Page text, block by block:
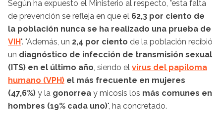
Según ha expuesto el Ministerio al respecto, "esta falta
de prevención se refleja en que el 62,3 por ciento de
la población nunca se ha realizado una prueba de
VIH". "Además, un 2,4 por ciento de la población recibió
un diagnóstico de infección de transmisión sexual
(ITS) en el último año, siendo el virus del papiloma
humano (VPH) el más frecuente en mujeres
(47,6%) y la gonorrea y micosis los más comunes en
hombres (19% cada uno)", ha concretado.